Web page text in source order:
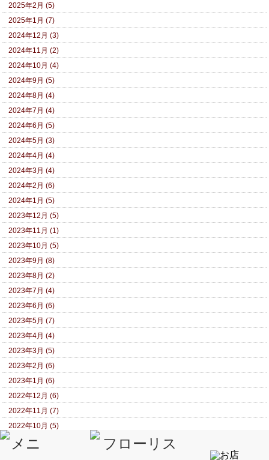
2025年2月 (5)
2025年1月 (7)
2024年12月 (3)
2024年11月 (2)
2024年10月 (4)
2024年9月 (5)
2024年8月 (4)
2024年7月 (4)
2024年6月 (5)
2024年5月 (3)
2024年4月 (4)
2024年3月 (4)
2024年2月 (6)
2024年1月 (5)
2023年12月 (5)
2023年11月 (1)
2023年10月 (5)
2023年9月 (8)
2023年8月 (2)
2023年7月 (4)
2023年6月 (6)
2023年5月 (7)
2023年4月 (4)
2023年3月 (5)
2023年2月 (6)
2023年1月 (6)
2022年12月 (6)
2022年11月 (7)
2022年10月 (5)
2022年9月 (5)